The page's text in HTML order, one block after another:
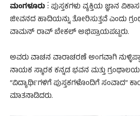
ಮಂಗಳೂರು :́ ಪುಸ್ತಕಗಳು ವ್ಯಕ್ತಿಯ ಜ್ಞಾನ
ಜೀವನದ ಹಾದಿಯನ್ನು ತೋರಿಸುತ್ತವೆ ಎಂದು
ವಾಮನ್ ರಾವ್ ಬೇಕಲ್ ಅಭಿಪ್ರಾಯಪಟ್ಟರು.
ಅವರು ವಾಚನ ವಾರಾಚರಣೆ ಅಂಗವಾಗಿ
ನಾಯಕ ಸ್ಮಾರಕ ಕನ್ನಡ ಭವನ ಮತ್ತು
“ವಿದ್ಯಾರ್ಥಿಗಳಿಗೆ ಪುಸ್ತಕಗಳೊಂದಿಗೆ ಸಂವಾದ”
ಮಾತನಾಡಿದರು.